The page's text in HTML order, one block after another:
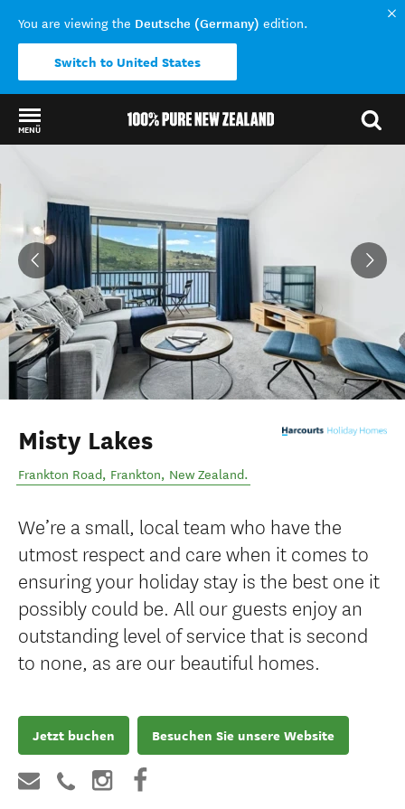
You are viewing the Deutsche (Germany) edition.
Switch to United States
MENÜ
Misty Lakes
Frankton Road, Frankton, New Zealand.
We’re a small, local team who have the
utmost respect and care when it comes to
ensuring your holiday stay is the best one it
possibly could be. All our guests enjoy an
outstanding level of service that is second
to none, as are our beautiful homes.
Jetzt buchen Besuchen Sie unsere Website